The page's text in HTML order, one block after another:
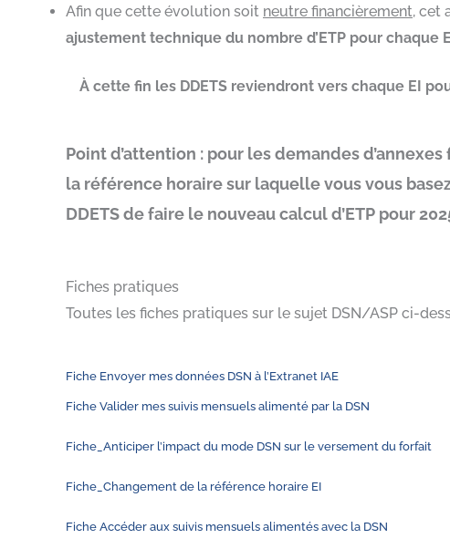
Afin que cette évolution soit neutre financièrement, cet
ajustement technique du nombre d’ETP pour chaque
À cette fin les DDETS reviendront vers chaque EI
Point d’attention : pour les demandes
la référence horaire sur laquelle vous vous
DDETS de faire le nouveau calcul d’ETP pour
Fiches pratiques
Toutes les fiches pratiques sur le sujet DSN/ASP ci-
Fiche Envoyer mes données DSN à l’Extranet IAE
Fiche Valider mes suivis mensuels alimenté par la DSN
Fiche_Anticiper l’impact du mode DSN sur le versement du forfait
Fiche_Changement de la référence horaire EI
Fiche Accéder aux suivis mensuels alimentés avec la DSN